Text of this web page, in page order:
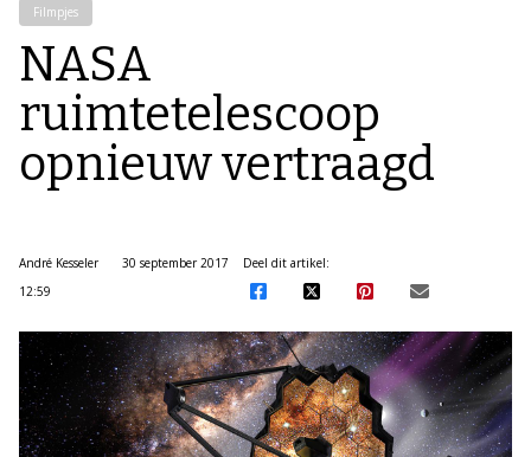
Filmpjes
NASA
ruimtetelescoop
opnieuw vertraagd
André Kesseler
30 september 2017
12:59
Deel dit artikel: